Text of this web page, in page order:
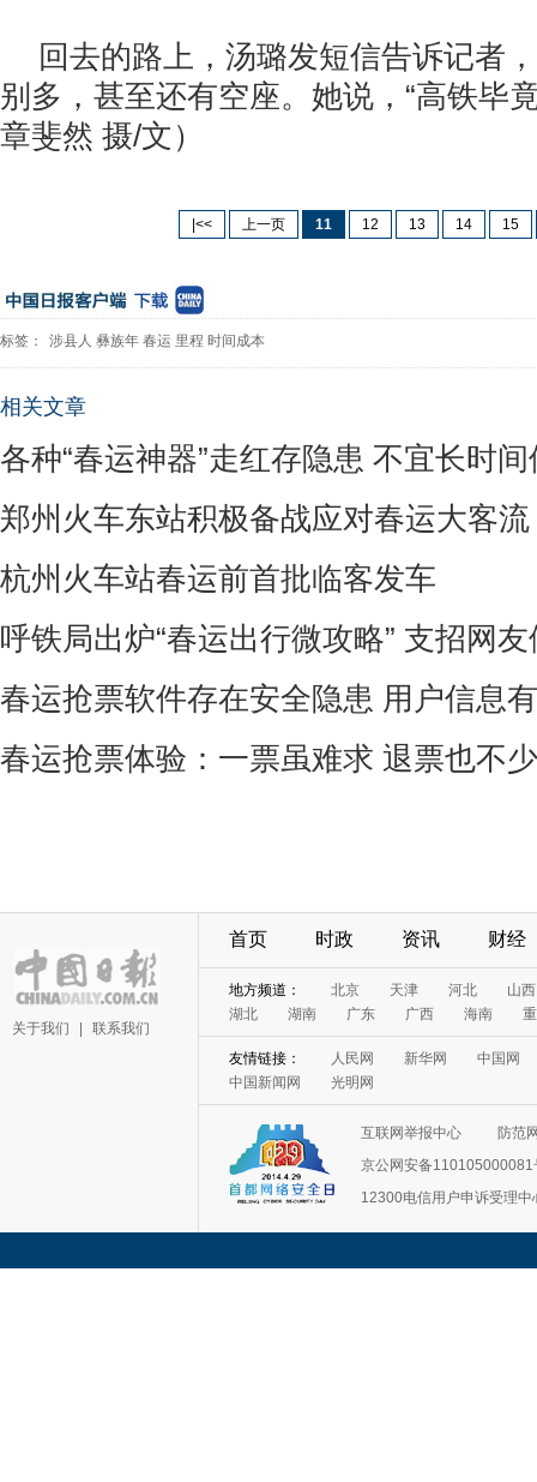
回去的路上，汤璐发短信告诉记者
别多，甚至还有空座。她说，“高铁毕
章斐然 摄/文）
|<< 上一页 11 12 13 14 15
标签： 涉县人 彝族年 春运 里程 时间成本
相关文章
各种“春运神器”走红存隐患 不宜长时
郑州火车东站积极备战应对春运大客流
杭州火车站春运前首批临客发车
呼铁局出炉“春运出行微攻略” 支招网
春运抢票软件存在安全隐患 用户信息
春运抢票体验：一票虽难求 退票也不少
关于我们 联系我们
首页 时政 资讯 财经
地方频道： 北京 天津 河北
山西
湖北
湖南 广东 广西 海南
友情链接： 人民网 新华网
中国网
中国新闻网
光明网
互联网举报中心
防范
京公网安备110105000081
12300电信用户申诉受理中